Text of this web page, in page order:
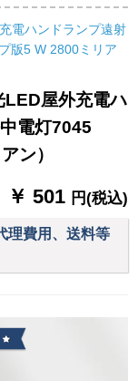
るレーザー光線の遠
射教鞭は、星ペンの
白い緑の光+usbデー
LED屋外充電ハ
電灯7045
ン）
￥ 501 円(税込)
理費用、送料等